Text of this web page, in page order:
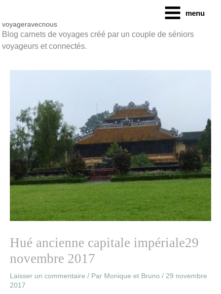
contenu
menu
voyageravecnous
Blog carnets de voyages créé par un couple de séniors
voyageurs et connectés.
Hué ancienne capitale impériale29
novembre 2017
Laisser un commentaire / Par Monique et Bruno / 29 novembre
2017